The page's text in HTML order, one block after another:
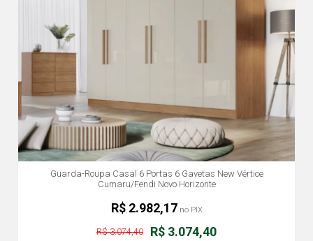
Guarda-Roupa Casal 6 Portas 6 Gavetas New Vértice
Cumaru/Fendi Novo Horizonte
R$ 3.074,40
R$ 3.074,40
R$ 2.982,17 no PIX